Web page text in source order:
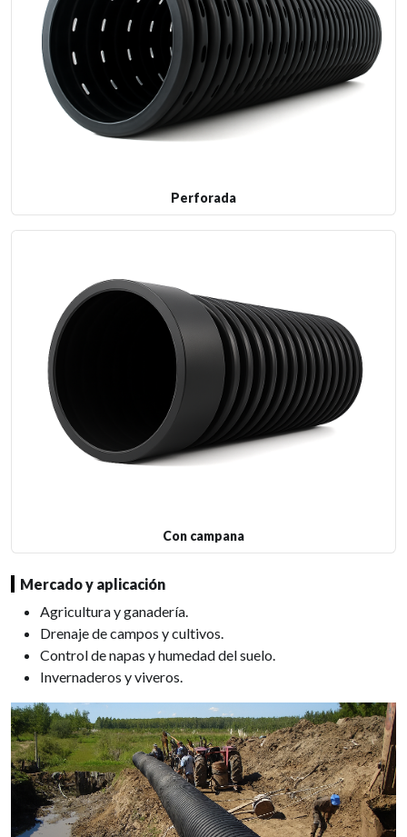
Perforada
Con campana
Mercado y aplicación
Agricultura y ganadería.
Drenaje de campos y cultivos.
Control de napas y humedad del suelo.
Invernaderos y viveros.